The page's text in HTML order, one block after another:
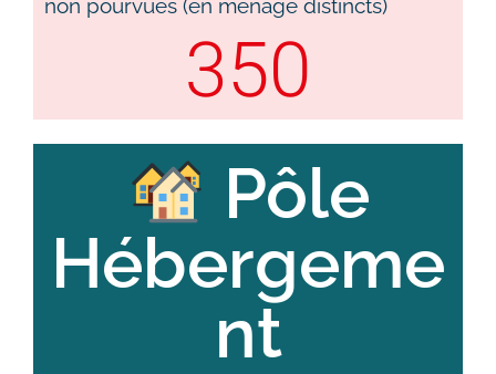
non pourvues (en ménage distincts)
350
Pôle
Hébergeme
nt